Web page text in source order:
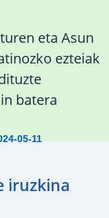
eta Asun
ezteiak
batera
05-11
iruzkina